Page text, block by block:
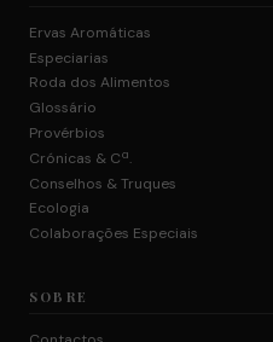
Ervas Aromáticas
Especiarias
Roda dos Alimentos
Glossário
Provérbios
Crónicas & Cª.
Conselhos & Truques
Ecologia
Colaborações Especiais
SOBRE